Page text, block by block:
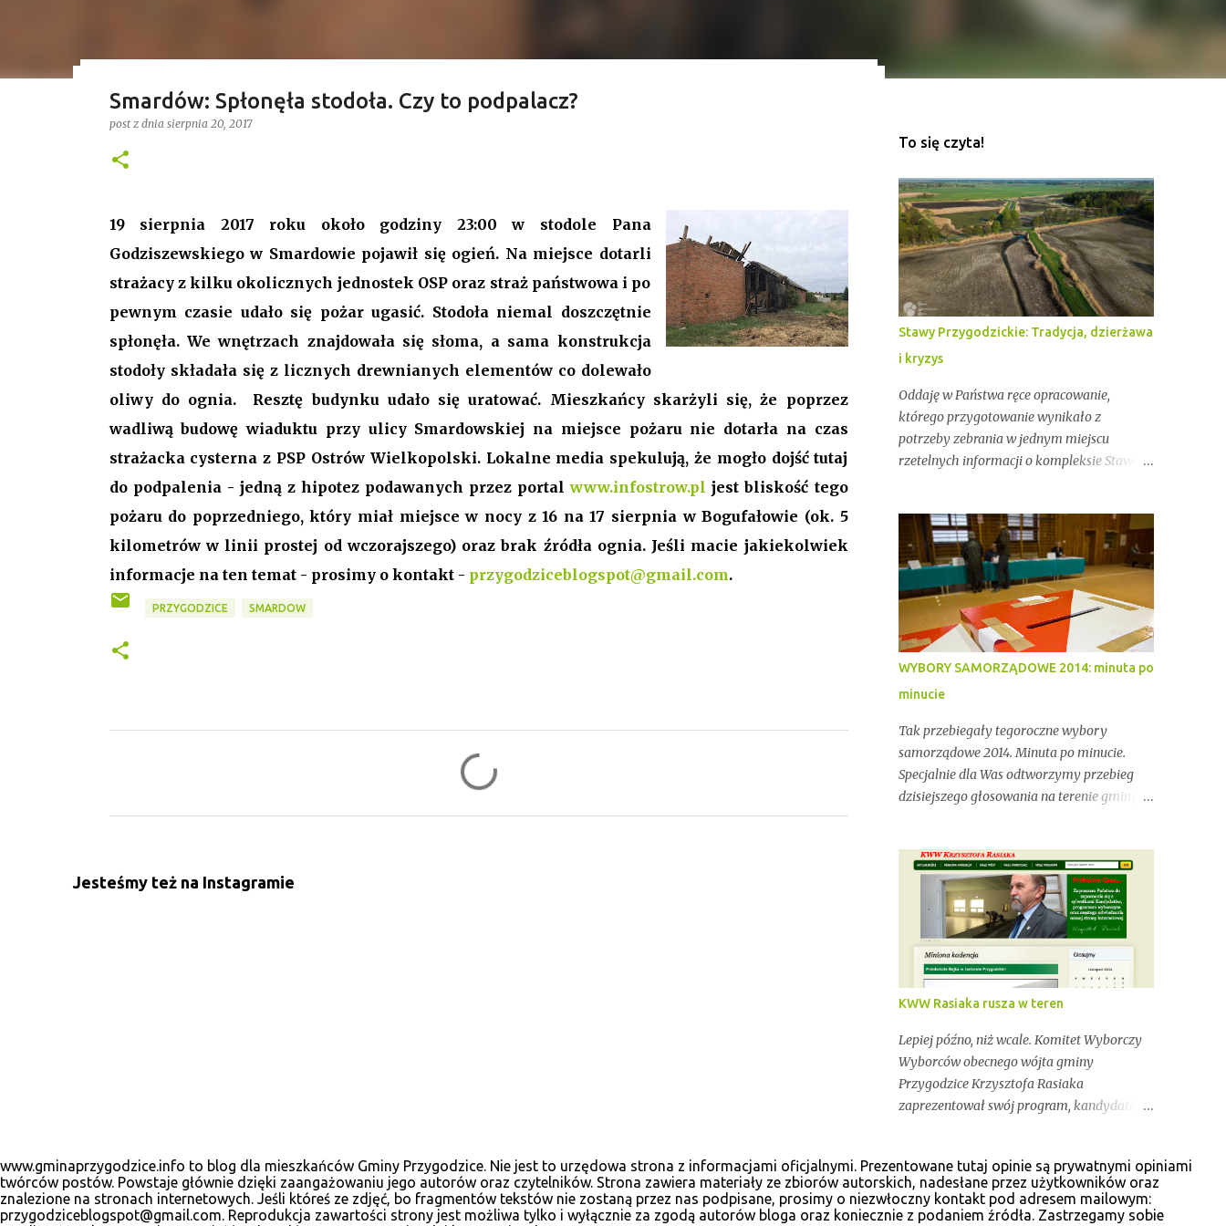
Treść sponsorowana
Gospodarstwo Rybackie Przygodzice
Najnowszy post
Przetasowania w radzie Gminy Przygodzice. Odwołanie, nowa
przewodnicząca i uchwalony budżet.
post z dnia
długości posiedzenia rady w kadencji 2024-2029. Bieg zdarzeń od początku dyktowało słowo „ZMIANA”. Jednym z
pierwszych punktów był bowiem wniosek o odwołanie przewodniczącego rady. Robert Wnuk finalnie stracił
stanowisko, a nową przewodniczącą została Joanna Jabłecka - dotychczasowa wiceprzewodnicząca.
Smardów: Spłonęła stodoła. Czy to podpalacz?
post z dnia sierpnia 20, 2017
19 sierpnia 2017 roku około godziny 23:00 w stodole Pana
Godziszewskiego w Smardowie pojawił się ogień. Na miejsce dotarli
strażacy z kilku okolicznych jednostek OSP oraz straż państwowa i po
pewnym czasie udało się pożar ugasić. Stodoła niemal doszczętnie
spłonęła. We wnętrzach znajdowała się słoma, a sama konstrukcja
stodoły składała się z licznych drewnianych elementów co dolewało
oliwy do ognia. Resztę budynku udało się uratować. Mieszkańcy skarżyli się, że poprzez
wadliwą budowę wiaduktu przy ulicy Smardowskiej na miejsce pożaru nie dotarła na czas
strażacka cysterna z PSP Ostrów Wielkopolski. Lokalne media spekulują, że mogło dojść tutaj
do podpalenia - jedną z hipotez podawanych przez portalwww.infostrow.pl jest bliskość tego
pożaru do poprzedniego, który miał miejsce w nocy z 16 na 17 sierpnia w Bogufałowie (ok. 5
kilometrów w linii prostej od wczorajszego) oraz brak źródła ognia. Jeśli macie jakiekolwiek
informacje na ten temat - prosimy o kontakt - przygodziceblogspot@gmail.com.
PRZYGODZICE SMARDOW
t
Jesteśmy też na Instagramie
To się czyta!
Stawy Przygodzickie: Tradycja, dzierżawa
i kryzys
Oddaję w Państwa ręce opracowanie,
którego przygotowanie wynikało z
potrzeby zebrania w jednym miejscu
rzetelnych informacji o kompleksie Stawów
gospodarczym i społecznym. Przez lata
stawy te były miejscem stabilnej hodowli
ryb, ważnym punktem lokalnej tożsamości
oraz kluczowym elementem ekosystemu
Doliny Baryczy. W ostatnich latach stały się
jednak również przedmiotem konfliktów,
napięć i realnych zagrożeń związanych z
brakiem ciągłości dzierżawy oraz
niewystarczającym wsparciem
instytucjonalnym.
WYBORY SAMORZĄDOWE 2014: minuta po
minucie
Tak przebiegały tegoroczne wybory
samorządowe 2014. Minuta po minucie.
Specjalnie dla Was odtworzymy przebieg
dzisiejszego głosowania na terenie gminy
rady oraz wójta. Dopóki przy wynikach
widnieje adnotacja "NIEOFICJALNE",
mówimy wyłącznie o nieoficjalnych
wynikach. Proszę na to uważać. Incydentów
podczas głosowania nie brakowało.
Wszystko zawarte zostanie w poniższym
kalendarium. Zaczynamy! Wystarczy, że
się w tym poście. Pozostańmy w stałym
kontakcie.
KWW Rasiaka rusza w teren
Lepiej późno, niż wcale. Komitet Wyborczy
Wyborców obecnego wójta gminy
Przygodzice Krzysztofa Rasiaka
zaprezentował swój program, kandydatów
przeczytać można na odświeżonej stronie
internetowej www.krzysztofrasiak.pl .
Krzysztof Rasiak sprawował funkcję
www.gminaprzygodzice.info to blog dla mieszkańców Gminy Przygodzice. Nie jest to urzędowa strona z informacjami oficjalnymi. Prezentowane tutaj opinie są prywatnymi opiniami
twórców postów. Powstaje głównie dzięki zaangażowaniu jego autorów oraz czytelników. Strona zawiera materiały ze zbiorów autorskich, nadesłane przez użytkowników oraz
znalezione na stronach internetowych. Jeśli któreś ze zdjęć, bo fragmentów tekstów nie zostaną przez nas podpisane, prosimy o niezwłoczny kontakt pod adresem mailowym:
przygodziceblogspot@gmail.com. Reprodukcja zawartości strony jest możliwa tylko i wyłącznie za zgodą autorów bloga oraz koniecznie z podaniem źródła. Zastrzegamy sobie